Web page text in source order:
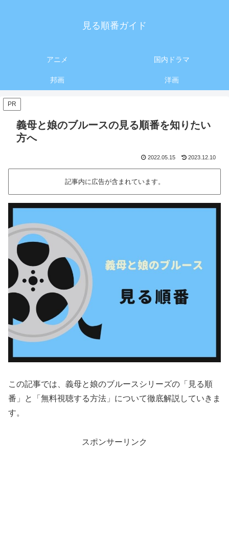
見る順番ガイド
アニメ 国内ドラマ
邦画 洋画
PR
義母と娘のブルースの見る順番を知りたい
方へ
2022.05.15 2023.12.10
記事内に広告が含まれています。
この記事では、義母と娘のブルースシリーズの「見る順
番」と「無料視聴する方法」について徹底解説していきま
す。
スポンサーリンク